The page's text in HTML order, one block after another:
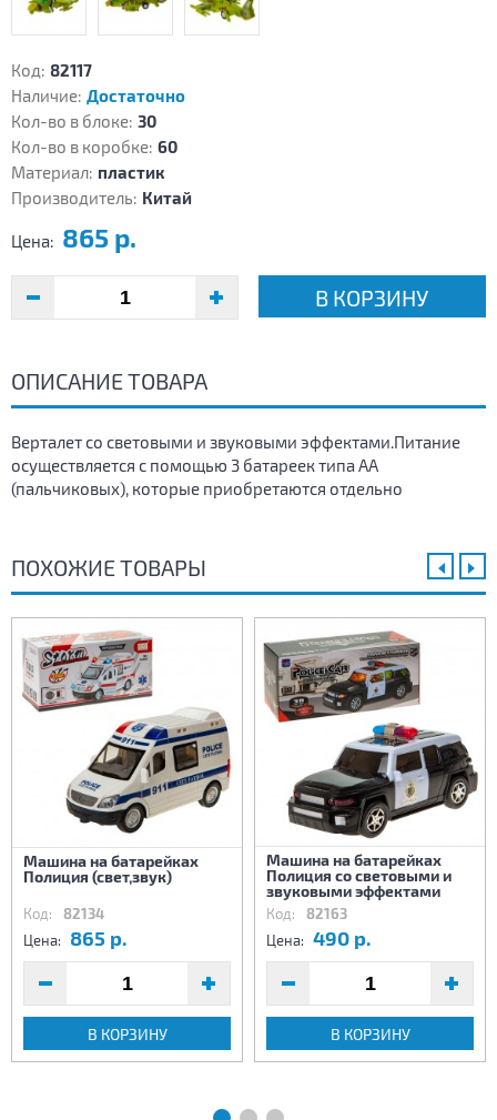
Код: 82117
Наличие: Достаточно
Кол-во в блоке: 30
Кол-во в коробке: 60
Материал: пластик
Производитель: Китай
Цена: 865 р.
В КОРЗИНУ
ОПИСАНИЕ ТОВАРА
Верталет со световыми и звуковыми эффектами.Питание
осуществляется с помощью 3 батареек типа АА
(пальчиковых), которые приобретаются отдельно
ПОХОЖИЕ ТОВАРЫ
Машина на батарейках
Полиция (свет,звук)
Код: 82134
Цена: 865 р.
В КОРЗИНУ
Машина на батарейках
Полиция со световыми и
звуковыми эффектами
Код: 82163
Цена: 490 р.
В КОРЗИНУ